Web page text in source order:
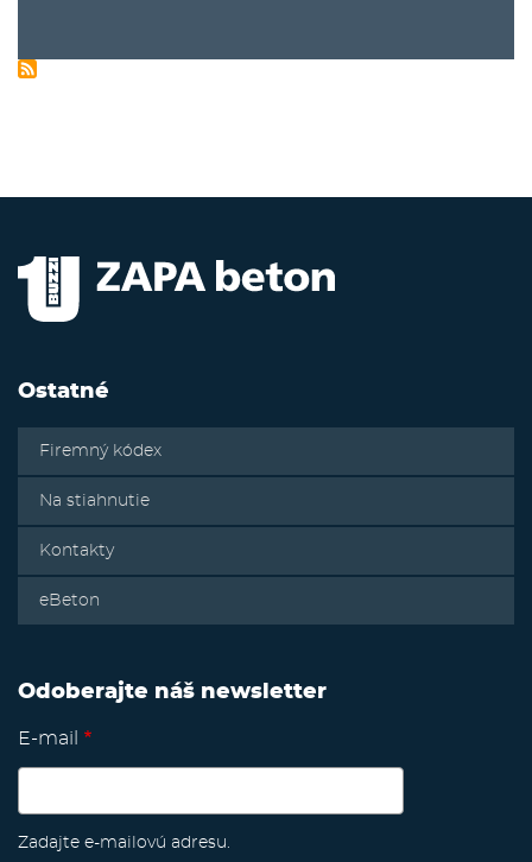
Ostatné
Firemný kódex
Na stiahnutie
Kontakty
eBeton
Odoberajte náš newsletter
E-mail
Zadajte e-mailovú adresu.